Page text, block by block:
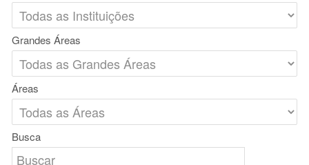
Grandes Áreas
Áreas
Busca